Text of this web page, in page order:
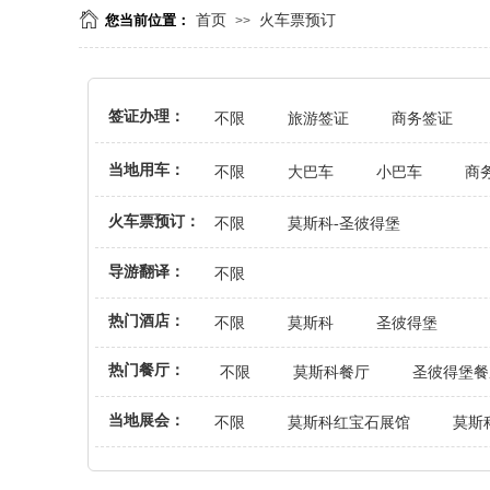
您当前位置： 首页 >> 火车票预订
不限 旅游签证 商务签证
当地用车： 不限 大巴车 小巴车 商
火车票预订： 不限 莫斯科-圣彼得堡
热门酒店： 不限 莫斯科 圣彼得堡
不限 莫斯科红宝石展馆 莫斯
当地展会：
不限 莫斯科餐厅 圣彼得堡
热门餐厅：
签证办理：
导游翻译： 不限